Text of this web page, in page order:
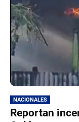
NACIONALES
Reportan